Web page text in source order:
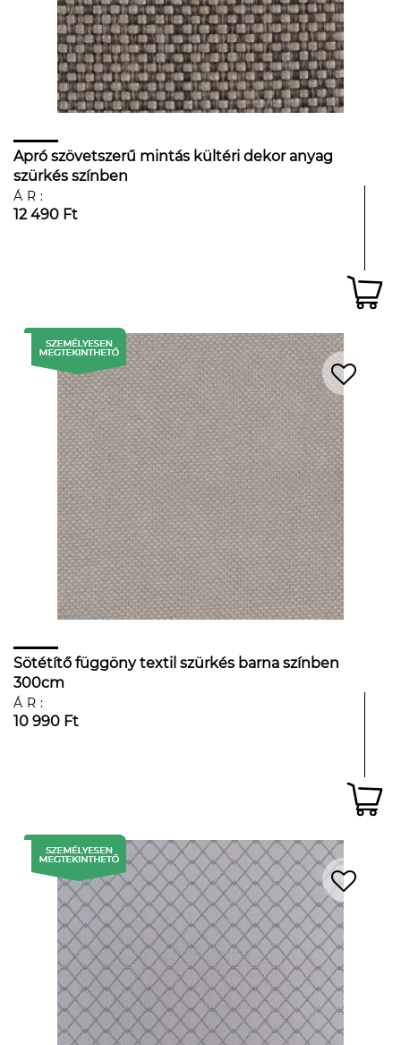
Apró szövetszerű mintás kültéri dekor anyag
szürkés színben
ÁR:
12 490 Ft
Sötétítő függöny textil szürkés barna színben
300cm
ÁR:
10 990 Ft